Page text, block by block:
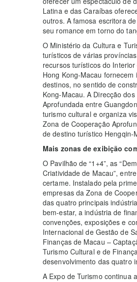
Latina e das Caraíbas
outros. A famosa escritora
seu romance em torno do
O Ministério da Cultura e
turísticos de várias
recursos turísticos do
Hong Kong-Macau
destinos, no sentido de
Kong-Macau. A Direcção
Aprofundada entre
turismo cultural e organiza
Zona de Cooperação
de destino turístico Hengqin-
Mais zonas de exibição
O Pavilhão de “1+4”, as
Criatividade de Macau”,
certame. Instalado pela
empresas da Zona de
das quatro principais
bem-estar, a indústria de
convenções, exposições e
Internacional de Gestão de
Finanças de Macau –
Turismo Cultural e de
desenvolvimento das quatro
A Expo de Turismo continua